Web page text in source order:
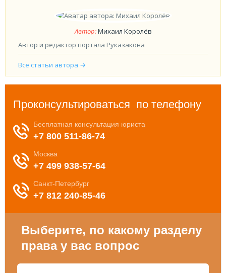
Автор:Михаил Королёв
Автор и редактор портала Руказакона
Все статьи автора →